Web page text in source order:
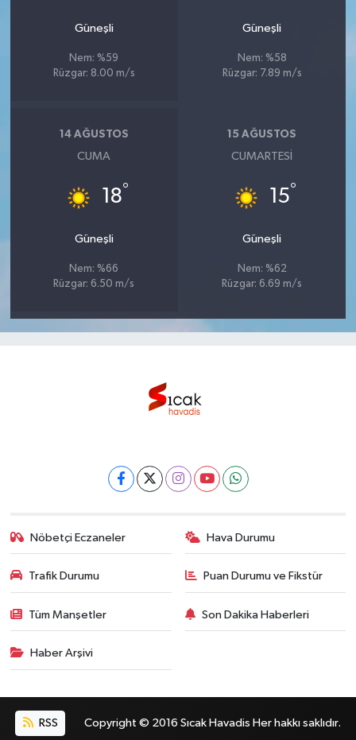
Güneşli
Nem: %59
Rüzgar: 8.00 m/s
Güneşli
Nem: %58
Rüzgar: 7.89 m/s
14 AĞUSTOS
CUMA
18°
Güneşli
Nem: %66
Rüzgar: 6.50 m/s
15 AĞUSTOS
CUMARTESI
15°
Güneşli
Nem: %62
Rüzgar: 6.69 m/s
Nöbetçi Eczaneler Hava Durumu
Trafik Durumu Puan Durumu ve Fikstür
Tüm Manşetler Son Dakika Haberleri
Haber Arşivi
RSS Copyright © 2016 Sıcak Havadis Her hakkı saklıdır.